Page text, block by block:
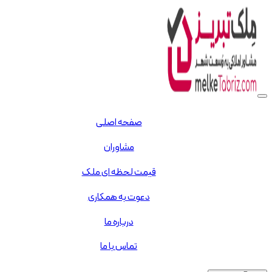
صفحه اصلی
مشاوران
قیمت لحظه ای ملک
دعوت به همکاری
درباره ما
تماس با ما